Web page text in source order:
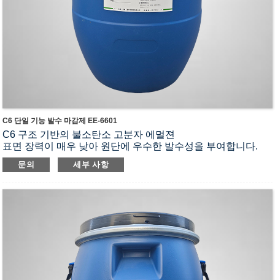
C6 단일 기능 발수 마감제 EE-6601
C6 구조 기반의 불소탄소 고분자 에멀젼
표면 장력이 매우 낮아 원단에 우수한 발수성을 부여합니다.
세탁 내구성이 우수함
뛰어난 적응성, 지속성 및 안정성
문의 세부 사항